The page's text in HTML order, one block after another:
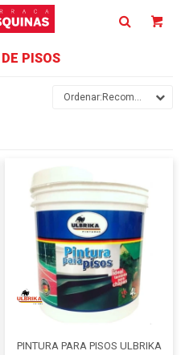
PISOS
Recomendados
PINTURA PARA PISOS ULBRIKA